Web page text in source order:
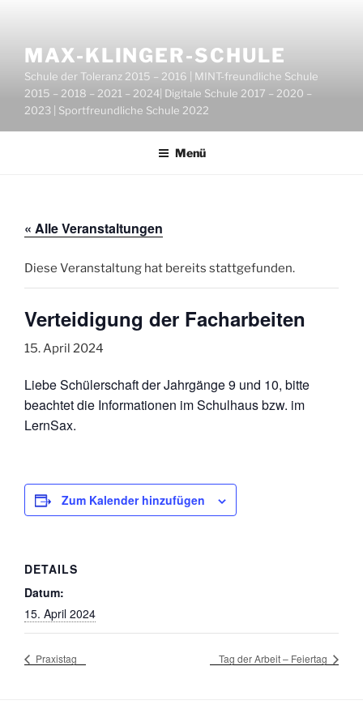
springenMAX-KLINGER-SCHULE
Schule der Toleranz 2015 – 2016 | MINT-freundliche Schule
2015 – 2018 – 2021 – 2024| Digitale Schule 2017 – 2020 –
2023 | Sportfreundliche Schule 2022
Menü
« Alle Veranstaltungen
Diese Veranstaltung hat bereits stattgefunden.
Verteidigung der Facharbeiten
15. April 2024
Liebe Schülerschaft der Jahrgänge 9 und 10, bitte
beachtet die Informationen im Schulhaus bzw. im
LernSax.
Zum Kalender hinzufügen
DETAILS
Datum:
15. April 2024
Praxistag Tag der Arbeit – Feiertag